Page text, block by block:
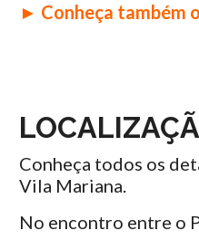
► Conheça também o
Conheça todos os
Vila Mariana.
No encontro entre o